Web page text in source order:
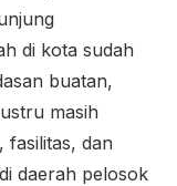
di kota sudah
buatan,
masih
fasilitas, dan
daerah pelosok